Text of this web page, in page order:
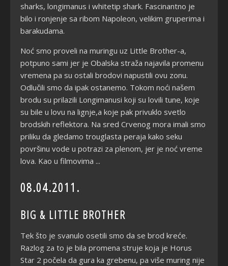
sharks, longimanus i whitetip shark. Fascinantno je
bilo i ronjenje sa ribom Napoleon, velikim gruperima i
barakudama.
Noć smo proveli na muringu uz Little Brother-a,
potpuno sami jer je Obalska straža najavila promenu
vremena pa su ostali brodovi napustili ovu zonu.
Odlučili smo da ipak ostanemo. Tokom noći našem
brodu su prilazili Longimanusi koji su lovili tune, koje
su bile u lovu na lignje,a koje pak privuklo svetlo
brodskih reflektora. Na sred Crvenog mora imali smo
priliku da gledamo trouglasta peraja kako seku
površinu vode u potrazi za plenom, jer je noć vreme
lova. Kao u filmovima ...
08.04.2011.
BIG & LITTLE BROTHER
Tek što je svanulo osetili smo da se brod kreće.
Razlog za to je bila promena struje koja je Horus
Star 2 počela da gura ka grebenu, pa više muring nije